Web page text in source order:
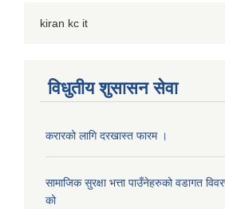
kiran kc it
विधुतीय शुसासन सेवा
करारको लागि दरखास्त फारम ।
सामाजिक सुरक्षा भत्ता पाउँनेहरुको वडागत
को